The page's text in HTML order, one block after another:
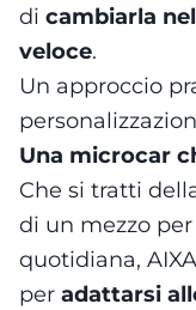
di cambiarla
veloce.
Un approccio
Una microcar
Che si tratti
di un mezzo
quotidiana,
per adattarsi